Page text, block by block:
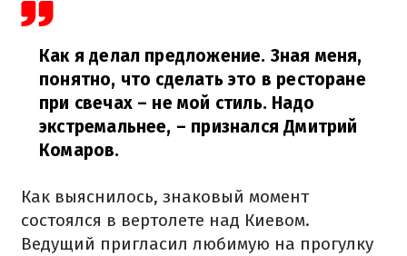
Как я делал предложение. Зная меня,
понятно, что сделать это в ресторане
при свечах – не мой стиль. Надо
экстремальнее, – признался Дмитрий
Комаров.
Как выяснилось, знаковый момент
состоялся в вертолете над Киевом.
Ведущий пригласил любимую на прогулку